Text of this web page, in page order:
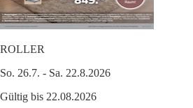
ROLLER
So. 26.7. - Sa. 22.8.2026
Gültig bis 22.08.2026